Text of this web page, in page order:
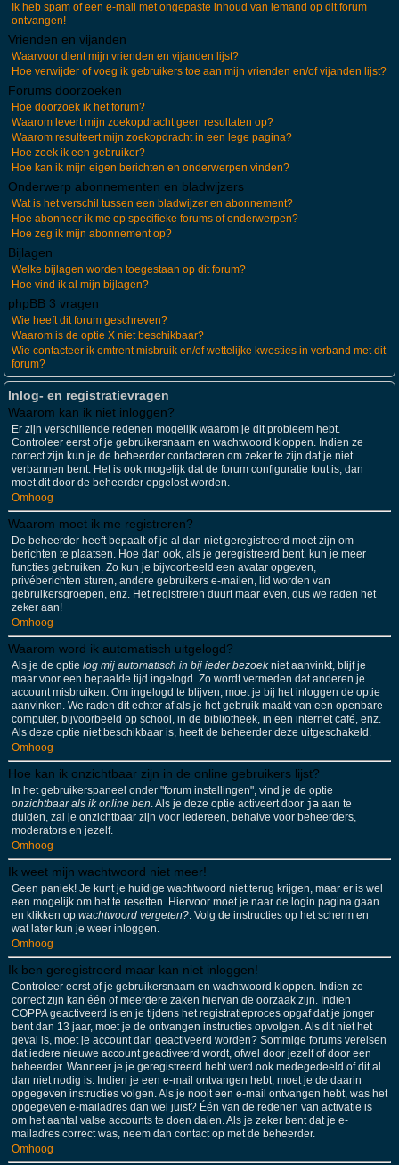
Ik heb spam of een e-mail met ongepaste inhoud van iemand op dit forum
ontvangen!
Vrienden en vijanden
Waarvoor dient mijn vrienden en vijanden lijst?
Hoe verwijder of voeg ik gebruikers toe aan mijn vrienden en/of vijanden lijst?
Forums doorzoeken
Hoe doorzoek ik het forum?
Waarom levert mijn zoekopdracht geen resultaten op?
Waarom resulteert mijn zoekopdracht in een lege pagina?
Hoe zoek ik een gebruiker?
Hoe kan ik mijn eigen berichten en onderwerpen vinden?
Onderwerp abonnementen en bladwijzers
Wat is het verschil tussen een bladwijzer en abonnement?
Hoe abonneer ik me op specifieke forums of onderwerpen?
Hoe zeg ik mijn abonnement op?
Bijlagen
Welke bijlagen worden toegestaan op dit forum?
Hoe vind ik al mijn bijlagen?
phpBB 3 vragen
Wie heeft dit forum geschreven?
Waarom is de optie X niet beschikbaar?
Wie contacteer ik omtrent misbruik en/of wettelijke kwesties in verband met dit
forum?
Inlog- en registratievragen
Waarom kan ik niet inloggen?
Er zijn verschillende redenen mogelijk waarom je dit probleem hebt.
Controleer eerst of je gebruikersnaam en wachtwoord kloppen. Indien ze
correct zijn kun je de beheerder contacteren om zeker te zijn dat je niet
verbannen bent. Het is ook mogelijk dat de forum configuratie fout is, dan
moet dit door de beheerder opgelost worden.
Omhoog
Waarom moet ik me registreren?
De beheerder heeft bepaalt of je al dan niet geregistreerd moet zijn om
berichten te plaatsen. Hoe dan ook, als je geregistreerd bent, kun je meer
functies gebruiken. Zo kun je bijvoorbeeld een avatar opgeven,
privéberichten sturen, andere gebruikers e-mailen, lid worden van
gebruikersgroepen, enz. Het registreren duurt maar even, dus we raden het
zeker aan!
Omhoog
Waarom word ik automatisch uitgelogd?
Als je de optie log mij automatisch in bij ieder bezoekniet aanvinkt, blijf je
maar voor een bepaalde tijd ingelogd. Zo wordt vermeden dat anderen je
account misbruiken. Om ingelogd te blijven, moet je bij het inloggen de optie
aanvinken. We raden dit echter af als je het gebruik maakt van een openbare
computer, bijvoorbeeld op school, in de bibliotheek, in een internet café, enz.
Als deze optie niet beschikbaar is, heeft de beheerder deze uitgeschakeld.
Omhoog
Hoe kan ik onzichtbaar zijn in de online gebruikers lijst?
In het gebruikerspaneel onder "forum instellingen", vind je de optie
onzichtbaar als ik online ben. Als je deze optie activeert door ja aan te
duiden, zal je onzichtbaar zijn voor iedereen, behalve voor beheerders,
moderators en jezelf.
Omhoog
Ik weet mijn wachtwoord niet meer!
Geen paniek! Je kunt je huidige wachtwoord niet terug krijgen, maar er is wel
een mogelijk om het te resetten. Hiervoor moet je naar de login pagina gaan
en klikken op wachtwoord vergeten?. Volg de instructies op het scherm en
wat later kun je weer inloggen.
Omhoog
Ik ben geregistreerd maar kan niet inloggen!
Controleer eerst of je gebruikersnaam en wachtwoord kloppen. Indien ze
correct zijn kan één of meerdere zaken hiervan de oorzaak zijn. Indien
COPPA geactiveerd is en je tijdens het registratieproces opgaf dat je jonger
bent dan 13 jaar, moet je de ontvangen instructies opvolgen. Als dit niet het
geval is, moet je account dan geactiveerd worden? Sommige forums vereisen
dat iedere nieuwe account geactiveerd wordt, ofwel door jezelf of door een
beheerder. Wanneer je je geregistreerd hebt werd ook medegedeeld of dit al
dan niet nodig is. Indien je een e-mail ontvangen hebt, moet je de daarin
opgegeven instructies volgen. Als je nooit een e-mail ontvangen hebt, was het
opgegeven e-mailadres dan wel juist? Één van de redenen van activatie is
om het aantal valse accounts te doen dalen. Als je zeker bent dat je e-
mailadres correct was, neem dan contact op met de beheerder.
Omhoog